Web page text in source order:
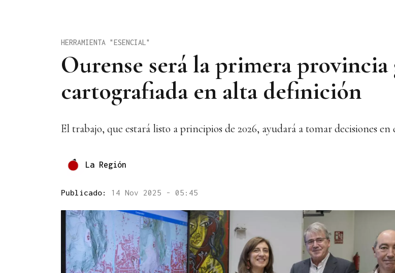
Ourense será la primera provincia
cartografiada en alta definición
HERRAMIENTA "ESENCIAL"
El trabajo, que estará listo a principios de 2026, ayudará a tomar decisiones en
La Región
Publicado: 14 Nov 2025 - 05:45